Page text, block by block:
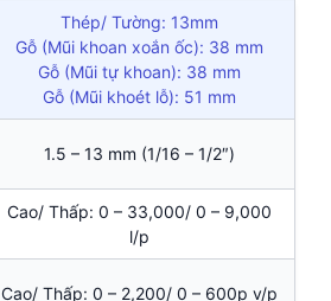
Thép/ Tường: 13mm
Gỗ (Mũi khoan xoắn ốc): 38 mm
Gỗ (Mũi tự khoan): 38 mm
Gỗ (Mũi khoét lỗ): 51 mm
1.5 – 13 mm (1/16 – 1/2″)
Cao/ Thấp: 0 – 33,000/ 0 – 9,000
l/p
Cao/ Thấp: 0 – 2,200/ 0 – 600p v/p